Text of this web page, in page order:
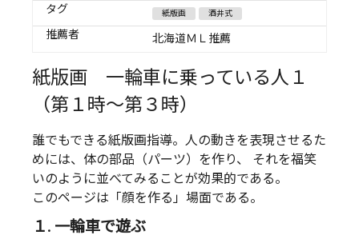
タグ 紙版画 酒井式
推薦者 北海道ＭＬ推薦
紙版画 一輪車に乗っている人１
（第１時～第３時）
誰でもできる紙版画指導。人の動きを表現させるた
めには、体の部品（パーツ）を作り、 それを福笑
いのように並べてみることが効果的である。
このページは「顔を作る」場面である。
１. 一輪車で遊ぶ